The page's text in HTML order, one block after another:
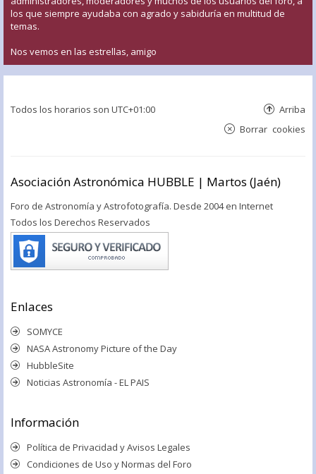
los que siempre ayudaba con agrado y sabiduría en multitud de
temas.
Nos vemos en las estrellas, amigo
Todos los horarios son UTC+01:00 Arriba
Borrar cookies
Asociación Astronómica HUBBLE | Martos (Jaén)
Foro de Astronomía y Astrofotografía. Desde 2004 en Internet
Todos los Derechos Reservados
Enlaces
SOMYCE
NASA Astronomy Picture of the Day
HubbleSite
Noticias Astronomía - EL PAIS
Información
Política de Privacidad y Avisos Legales
Condiciones de Uso y Normas del Foro